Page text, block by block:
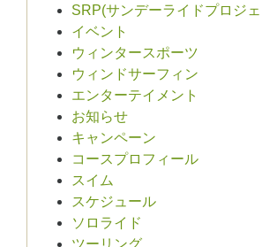
SRP(サンデーライドプロジ
イベント
ウィンタースポーツ
ウィンドサーフィン
エンターテイメント
お知らせ
キャンペーン
コースプロフィール
スイム
スケジュール
ソロライド
ツーリング